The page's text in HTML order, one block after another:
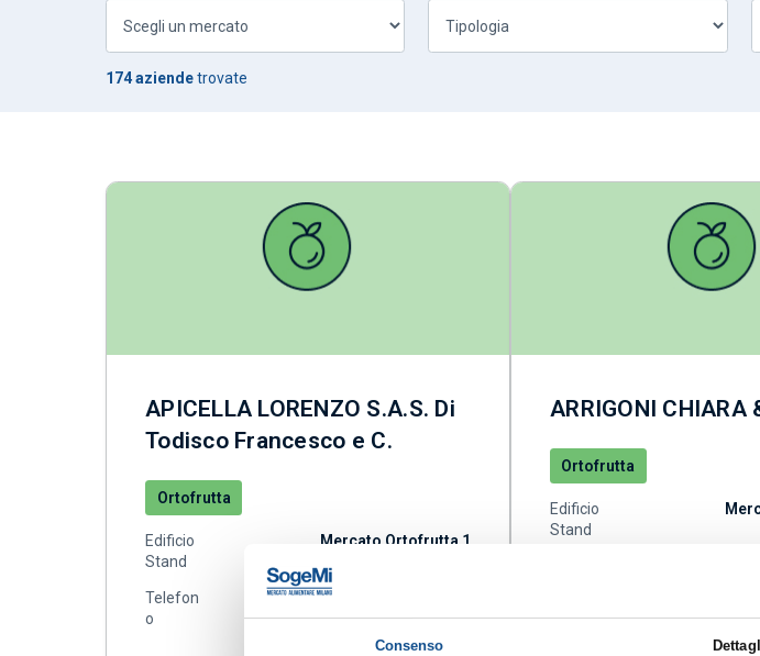
Consenso
174 aziendetrovate
APICELLA LORENZO S.A.S. Di
Todisco Francesco e C.
Ortofrutta
Edificio
Mercato Ortofrutta 1
Stand
Telefon
o
ARRIGONI CHIARA
Ortofrutta
Edificio
Stand